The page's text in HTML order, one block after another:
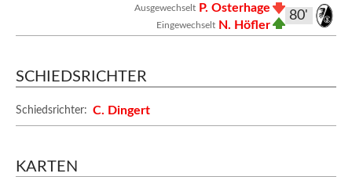
80'
Ausgewechselt P. Osterhage
Eingewechselt N. Höfler
SCHIEDSRICHTER
Schiedsrichter: C. Dingert
KARTEN